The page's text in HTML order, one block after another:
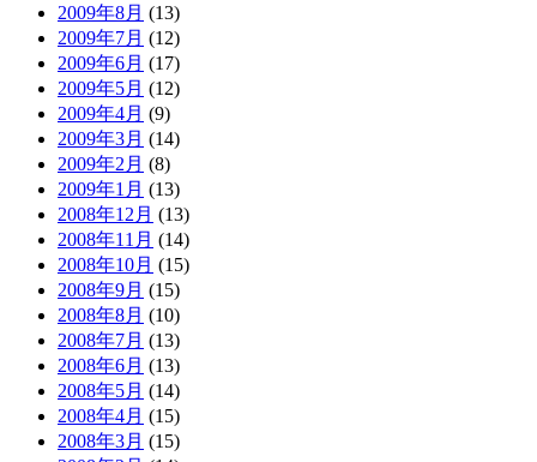
2009年8月 (13)
2009年7月 (12)
2009年6月 (17)
2009年5月 (12)
2009年4月 (9)
2009年3月 (14)
2009年2月 (8)
2009年1月 (13)
2008年12月 (13)
2008年11月 (14)
2008年10月 (15)
2008年9月 (15)
2008年8月 (10)
2008年7月 (13)
2008年6月 (13)
2008年5月 (14)
2008年4月 (15)
2008年3月 (15)